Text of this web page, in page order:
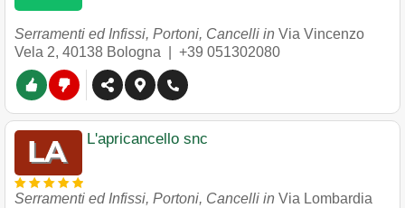
Serramenti ed Infissi, Portoni, Cancelli in Via Vincenzo
Vela 2, 40138 Bologna +39 051302080
L'apricancello snc
Serramenti ed Infissi, Portoni, Cancelli in Via Lombardia